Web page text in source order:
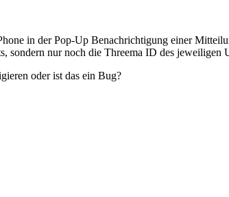
in der Pop-Up Benachrichtigung einer
sondern nur noch die Threema ID des jeweiligen
oder ist das ein Bug?